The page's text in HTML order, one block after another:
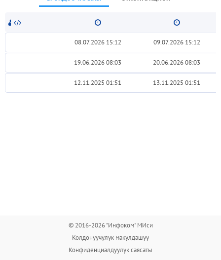
08.07.2026 15:12 09.07.2026 15:12
19.06.2026 08:03 20.06.2026 08:03
12.11.2025 01:51 13.11.2025 01:51
© 2016-2026 "Инфоком" МИси
Колдонуучулук макулдашуу
Конфиденциалдуулук саясаты